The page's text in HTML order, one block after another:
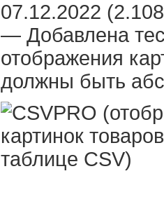
07.12.2022
— Добавлена
отображения
должны быть